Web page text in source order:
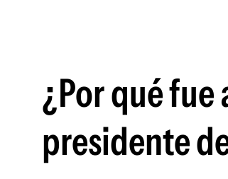
¿Por qué fue
presidente